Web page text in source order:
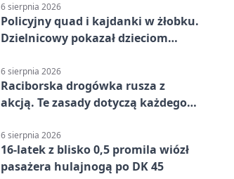
6 sierpnia 2026
Policyjny quad i kajdanki w żłobku.
Dzielnicowy pokazał dzieciom
6 sierpnia 2026
Raciborska drogówka rusza z
akcją. Te zasady dotyczą każdego
6 sierpnia 2026
16-latek z blisko 0,5 promila wiózł
pasażera hulajnogą po DK 45